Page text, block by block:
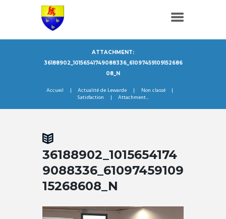
ATTACHMENT:
36188902_10156541749088336_61097459109152686
08_N
Accueil Actualité de Lewarde
Non classé
Satisfaction
Attachment...
36188902_1015654174
9088336_61097459109
15268608_N